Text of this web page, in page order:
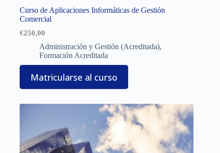
Curso de Aplicaciones Informáticas de Gestión
Comercial
€250,00
Administración y Gestión (Acreditada),
Formación Acreditada
Matricularse al curso